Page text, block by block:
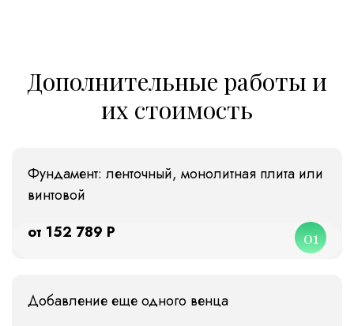
Дополнительные работы и
их стоимость
Фундамент: ленточный, монолитная плита или
винтовой
от 152 789 Р
01
Добавление еще одного венца